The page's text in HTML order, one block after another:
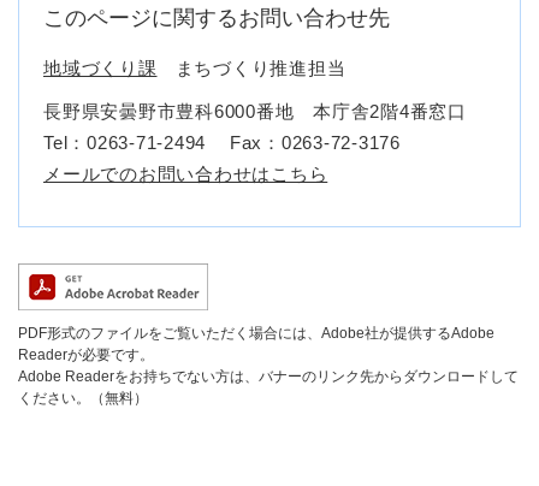
このページに関するお問い合わせ先
地域づくり課 まちづくり推進担当
長野県安曇野市豊科6000番地 本庁舎2階4番窓口
Tel：0263-71-2494
Fax：0263-72-3176
メールでのお問い合わせはこちら
PDF形式のファイルをご覧いただく場合には、Adobe社が提供するAdobe
Readerが必要です。
Adobe Readerをお持ちでない方は、バナーのリンク先からダウンロードして
ください。（無料）